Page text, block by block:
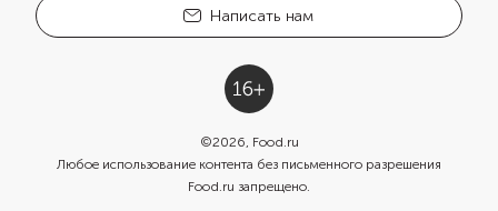
Написать нам
©2026, Food.ru
Любое использование контента без письменного разрешения
Food.ru запрещено.